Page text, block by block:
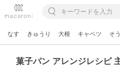
なす きゅうり 大根 キャベツ そ
菓子パン アレンジレシピ